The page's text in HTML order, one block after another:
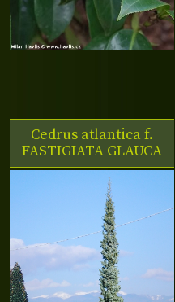
Cedrus atlantica f.
FASTIGIATA GLAUCA